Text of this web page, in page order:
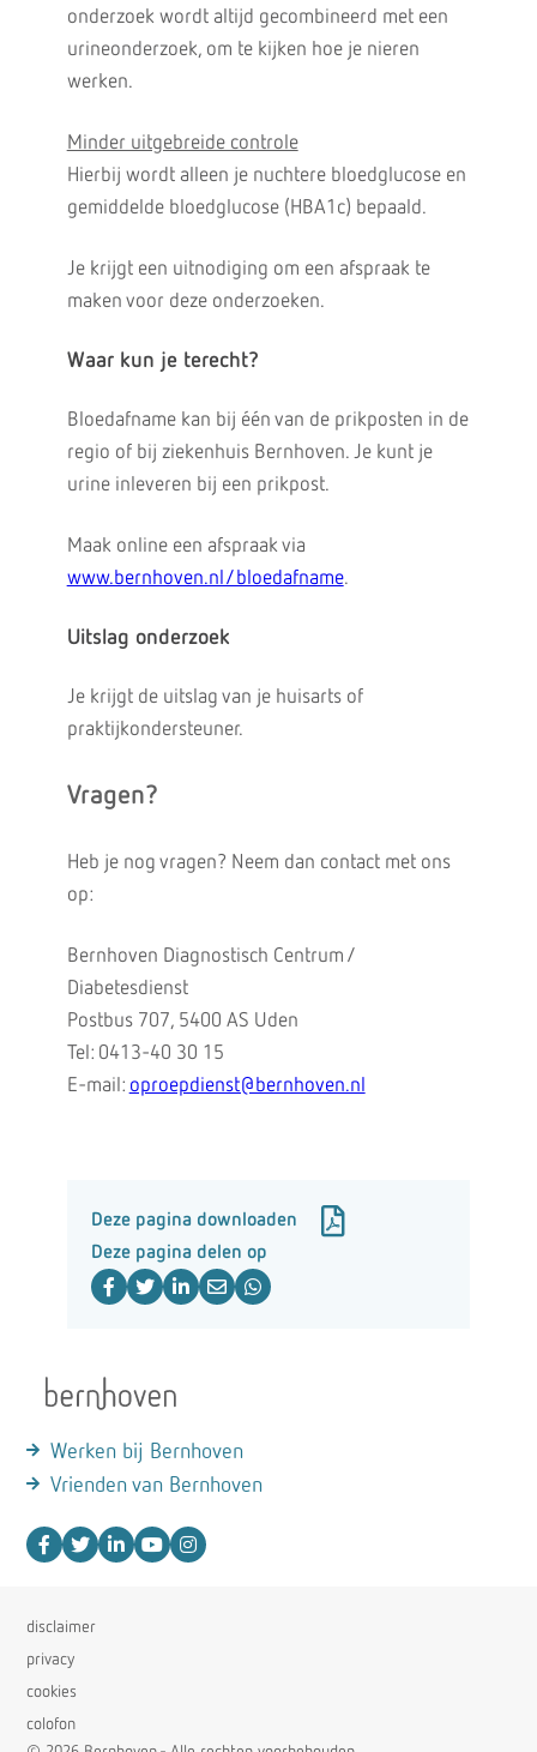
onderzoek wordt altijd gecombineerd met een
urineonderzoek, om te kijken hoe je nieren
werken.
Minder uitgebreide controle
Hierbij wordt alleen je nuchtere bloedglucose en
gemiddelde bloedglucose (HBA1c) bepaald.
Je krijgt een uitnodiging om een afspraak te
maken voor deze onderzoeken.
Waar kun je terecht?
Bloedafname kan bij één van de prikposten in de
regio of bij ziekenhuis Bernhoven. Je kunt je
urine inleveren bij een prikpost.
Maak online een afspraak via
www.bernhoven.nl/bloedafname.
Uitslag onderzoek
Je krijgt de uitslag van je huisarts of
praktijkondersteuner.
Vragen?
Heb je nog vragen? Neem dan contact met ons
op:
Bernhoven Diagnostisch Centrum /
Diabetesdienst
Postbus 707, 5400 AS Uden
Tel: 0413-40 30 15
E-mail: oproepdienst@bernhoven.nl
Deze pagina downloaden
Deze pagina delen op
Werken bij Bernhoven
Vrienden van Bernhoven
disclaimer
privacy
cookies
colofon